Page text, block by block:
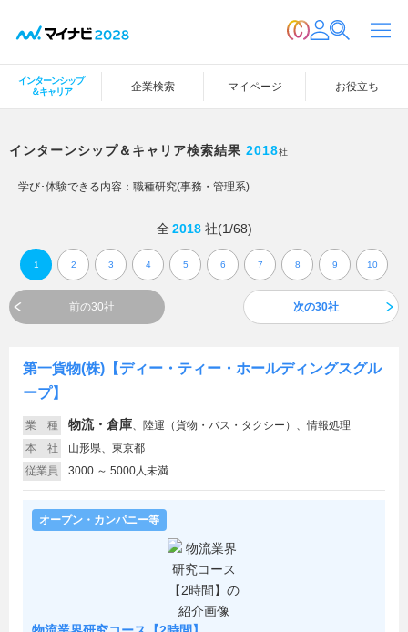
インターンシップ
＆キャリア
企業検索 マイページ お役立ち
インターンシップ＆キャリア検索結果 2018社
学び･体験できる内容： 職種研究(事務・管理系)
全 2018 社(1/68)
前の30社
1 2 3 4 5 6 7 8 9 10
次の30社
第一貨物(株)【ディー・ティー・ホールディングスグル
ープ】
業 種 物流・倉庫、 陸運（貨物・バス・タクシー）、情報処理
本 社
山形県、東京都
従業員
3000 ～ 5000人未満
オープン・カンパニー等